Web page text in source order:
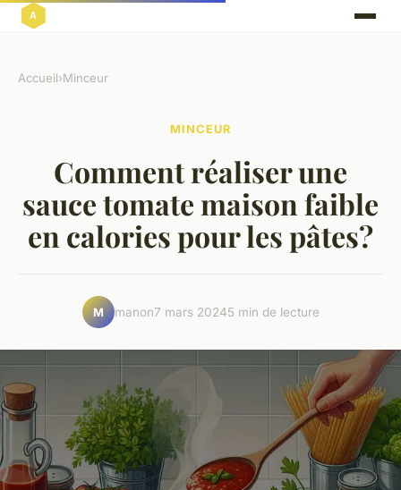
Accueil›Minceur
MINCEUR
Comment réaliser une
sauce tomate maison faible
en calories pour les pâtes?
M manon7 mars 20245 min de lecture